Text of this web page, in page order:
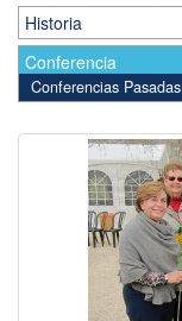
Historia
Conferencia
Conferencias Pasadas